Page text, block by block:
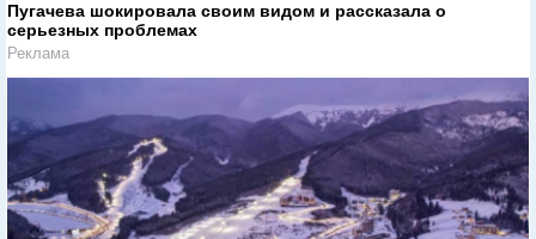
Пугачева шокировала своим видом и рассказала о
серьезных проблемах
Реклама